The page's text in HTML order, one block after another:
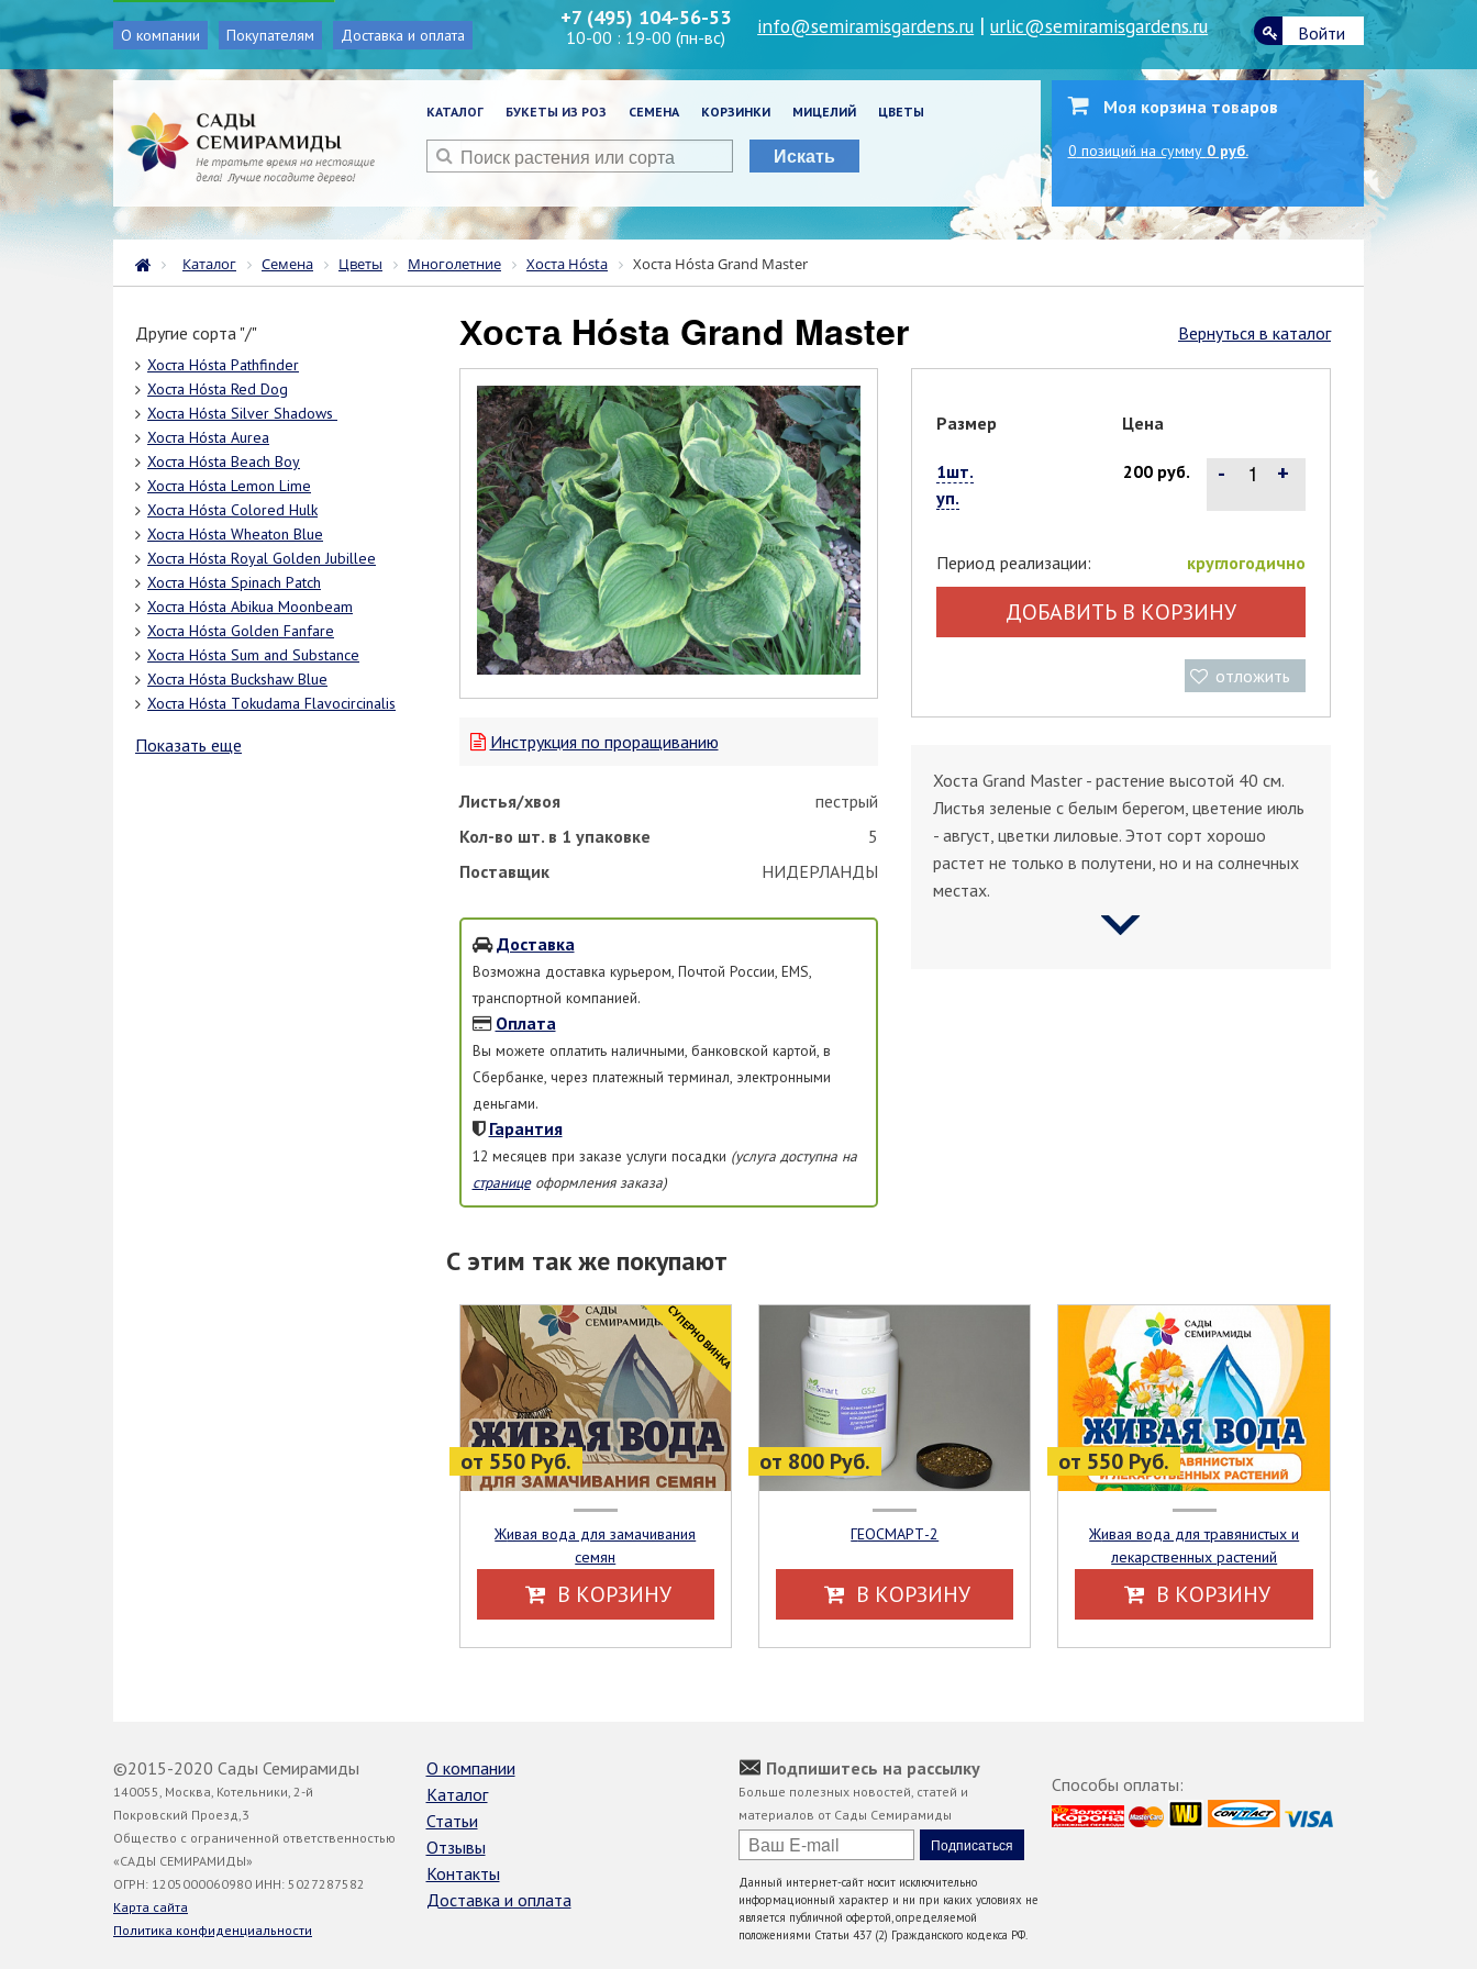
О компании Покупателям Доставка и оплата
+7 (495) 104-56-53
10-00 : 19-00 (пн-вс) info@semiramisgardens.ru |urlic@semiramisgardens.ru Войти
КАТАЛОГ БУКЕТЫ ИЗ РОЗ СЕМЕНА КОРЗИНКИ МИЦЕЛИЙ ЦВЕТЫ
Искать
Моя корзина товаров
0 позиций на сумму 0 руб.
Каталог Семена Цветы Многолетние Хоста Hósta Хоста Hósta Grand Master
Другие сорта "/"
Хоста Hósta Pathfinder
Хоста Hósta Red Dog
Хоста Hósta Silvеr Shаdоws
Хоста Hósta Aurea
Хоста Hósta Beach Boy
Хоста Hósta Lemon Lime
Хоста Hósta Colored Hulk
Хоста Hósta Whеаtоn Bluе
Хоста Hósta Rоуаl Gоldеn Jubillее
Хоста Hósta Spinach Patch
Хоста Hósta Abikua Moonbeam
Хоста Hósta Golden Fanfare
Хоста Hósta Sum and Substance
Хоста Hósta Buсkshаw Bluе
Хоста Hósta Tоkudаmа Flаvосirсinаlis
Показать еще
Вернуться в каталог
Хоста Hósta Grand Master
Инструкция по проращиванию
Листья/хвоя
пестрый
Кол-во шт. в 1 упаковке
5
Поставщик
НИДЕРЛАНДЫ
Доставка
Возможна доставка курьером, Почтой России, EMS,
транспортной компанией.
Оплата
Вы можете оплатить наличными, банковской картой, в
Сбербанке, через платежный терминал, электронными
деньгами.
Гарантия
12 месяцев при заказе услуги посадки (услуга доступна на
страницеоформления заказа)
Размер Цена
1шт.
уп.
200 руб. - +
Период реализации: круглогодично
ДОБАВИТЬ В КОРЗИНУ
отложить
Хоста Grand Master - растение высотой 40 см.
Листья зеленые с белым берегом, цветение июль
- август, цветки лиловые. Этот сорт хорошо
растет не только в полутени, но и на солнечных
местах.
С этим так же покупают
от 550 Руб.
CУПЕРНОВИНКА
Живая вода для замачивания
семян
В КОРЗИНУ
от 800 Руб.
ГЕОСМАРТ-2
В КОРЗИНУ
от 550 Руб.
Живая вода для травянистых и
лекарственных растений
В КОРЗИНУ
©2015-2020 Сады Семирамиды
140055, Москва, Котельники, 2-й
Покровский Проезд,3
Общество с ограниченной ответственностью
«САДЫ СЕМИРАМИДЫ»
ОГРН: 1205000060980 ИНН: 5027287582
Карта сайта
Политика конфиденциальности
О компании
Каталог
Статьи
Отзывы
Контакты
Доставка и оплата
Подпишитесь на рассылку
Больше полезных новостей, статей и
материалов от Сады Семирамиды
Данный интернет-сайт носит исключительно
информационный характер и ни при каких условиях не
является публичной офертой, определяемой
положениями Статьи 437 (2) Гражданского кодекса РФ.
Способы оплаты: